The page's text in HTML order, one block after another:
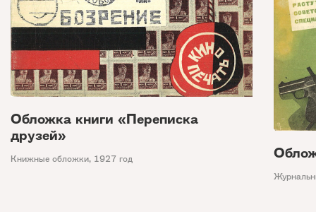
Обложка книги «Переписка
друзей»
Книжные обложки, 1927 год